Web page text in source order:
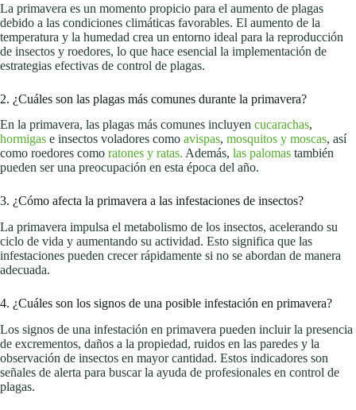
La primavera es un momento propicio para el aumento de plagas
debido a las condiciones climáticas favorables. El aumento de la
temperatura y la humedad crea un entorno ideal para la reproducción
de insectos y roedores, lo que hace esencial la implementación de
estrategias efectivas de control de plagas.
2. ¿Cuáles son las plagas más comunes durante la primavera?
En la primavera, las plagas más comunes incluyen cucarachas,
hormigas e insectos voladores como avispas, mosquitos y moscas, así
como roedores como ratones y ratas. Además, las palomas también
pueden ser una preocupación en esta época del año.
3. ¿Cómo afecta la primavera a las infestaciones de insectos?
La primavera impulsa el metabolismo de los insectos, acelerando su
ciclo de vida y aumentando su actividad. Esto significa que las
infestaciones pueden crecer rápidamente si no se abordan de manera
adecuada.
4. ¿Cuáles son los signos de una posible infestación en primavera?
Los signos de una infestación en primavera pueden incluir la presencia
de excrementos, daños a la propiedad, ruidos en las paredes y la
observación de insectos en mayor cantidad. Estos indicadores son
señales de alerta para buscar la ayuda de profesionales en control de
plagas.